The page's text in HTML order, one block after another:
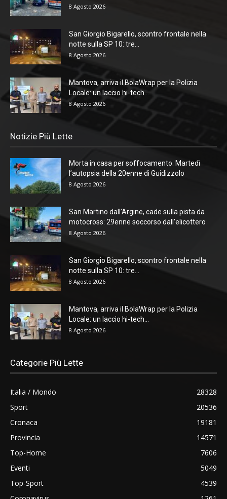
8 Agosto 2026
San Giorgio Bigarello, scontro frontale nella
notte sulla SP 10: tre...
8 Agosto 2026
Mantova, arriva il BolaWrap per la Polizia
Locale: un laccio hi-tech...
8 Agosto 2026
Notizie Più Lette
Morta in casa per soffocamento. Martedì
l’autopsia della 20enne di Guidizzolo
8 Agosto 2026
San Martino dall’Argine, cade sulla pista da
motocross: 29enne soccorso dall’elicottero
8 Agosto 2026
San Giorgio Bigarello, scontro frontale nella
notte sulla SP 10: tre...
8 Agosto 2026
Mantova, arriva il BolaWrap per la Polizia
Locale: un laccio hi-tech...
8 Agosto 2026
Categorie Più Lette
Italia / Mondo
28328
Sport
20536
Cronaca
19181
Provincia
14571
Top-Home
7606
Eventi
5049
Top-Sport
4539